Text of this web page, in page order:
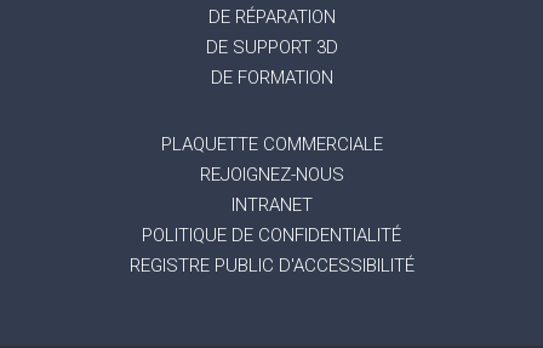
DE RÉPARATION
DE SUPPORT 3D
DE FORMATION
PLAQUETTE COMMERCIALE
REJOIGNEZ-NOUS
INTRANET
POLITIQUE DE CONFIDENTIALITÉ
REGISTRE PUBLIC D'ACCESSIBILITÉ